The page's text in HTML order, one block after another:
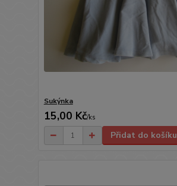
Sukýnka
15,00 Kč/ks
Přidat do košíku